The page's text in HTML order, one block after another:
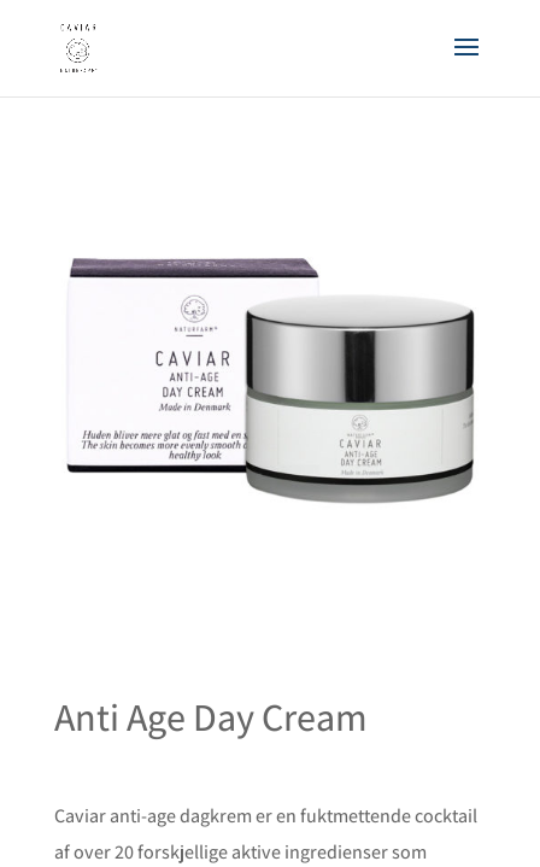
Anti Age Day Cream
Caviar anti-age dagkrem er en fuktmettende cocktail
af over 20 forskjellige aktive ingredienser som